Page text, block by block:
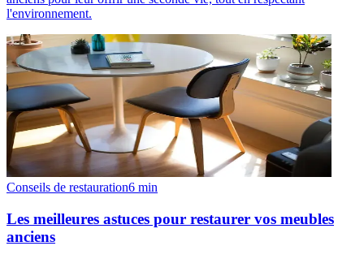
l'environnement.
Conseils de restauration6 min
Les meilleures astuces pour restaurer vos meubles
anciens